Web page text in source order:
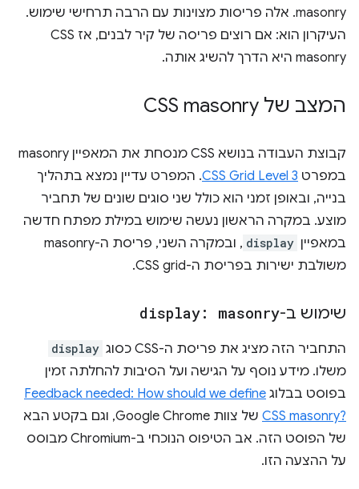
masonry. אלה פריסות מצוינות עם הרבה תרחישי שימוש.
העיקרון הוא: אם רוצים פריסה של קיר לבנים, אז CSS
masonry היא הדרך להשיג אותה.
המצב של CSS masonry
קבוצת העבודה בנושא CSS מנסחת את המאפיין masonry
במפרט CSS Grid Level 3. המפרט עדיין נמצא בתהליך
בנייה, ובאופן זמני הוא כולל שני סוגים שונים של תחביר
מוצע. במקרה הראשון נעשה שימוש במילת מפתח חדשה
במאפיין display
, ובמקרה השני, פריסת ה-masonry
משולבת ישירות בפריסת ה-CSS grid.
שימוש ב-display: masonry
התחביר הזה מציג את פריסת ה-CSS כסוג display
משלו. מידע נוסף על הגישה ועל הסיבות להחלתה זמין
בפוסט בבלוג Feedback needed: How should we define
CSS masonry?‎
של צוות Google Chrome, וגם בקטע הבא
של הפוסט הזה. אב הטיפוס הנוכחי ב-Chromium מבוסס
על ההצעה הזו.